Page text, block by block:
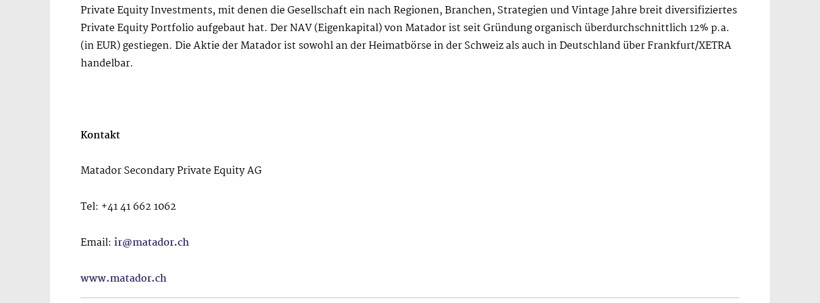
Private Equity Investments, mit denen die Gesellschaft ein nach Regionen, Branchen, Strategien und Vintage Jahre breit diversifiziertes
Private Equity Portfolio aufgebaut hat. Der NAV (Eigenkapital) von Matador ist seit Gründung organisch überdurchschnittlich 12% p.a.
(in EUR) gestiegen. Die Aktie der Matador ist sowohl an der Heimatbörse in der Schweiz als auch in Deutschland über Frankfurt/XETRA
handelbar.
Kontakt
Matador Secondary Private Equity AG
Tel: +41 41 662 1062
Email: ir@matador.ch
www.matador.ch